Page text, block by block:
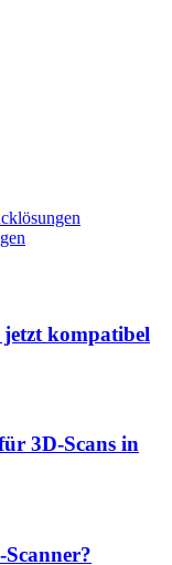
jetzt kompatibel
3D-Scans in